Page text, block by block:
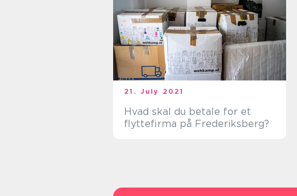
21. July 2021
Hvad skal du betale for et
flyttefirma på Frederiksberg?